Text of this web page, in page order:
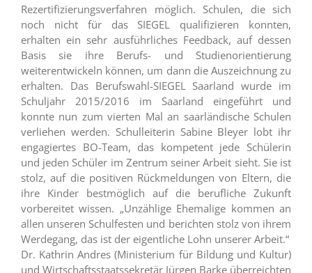
Rezertifizierungsverfahren möglich. Schulen, die sich
noch nicht für das SIEGEL qualifizieren konnten,
erhalten ein sehr ausführliches Feedback, auf dessen
Basis sie ihre Berufs- und Studienorientierung
weiterentwickeln können, um dann die Auszeichnung zu
erhalten. Das Berufswahl-SIEGEL Saarland wurde im
Schuljahr 2015/2016 im Saarland eingeführt und
konnte nun zum vierten Mal an saarländische Schulen
verliehen werden. Schulleiterin Sabine Bleyer lobt ihr
engagiertes BO-Team, das kompetent jede Schülerin
und jeden Schüler im Zentrum seiner Arbeit sieht. Sie ist
stolz, auf die positiven Rückmeldungen von Eltern, die
ihre Kinder bestmöglich auf die berufliche Zukunft
vorbereitet wissen. „Unzählige Ehemalige kommen an
allen unseren Schulfesten und berichten stolz von ihrem
Werdegang, das ist der eigentliche Lohn unserer Arbeit.“
Dr. Kathrin Andres (Ministerium für Bildung und Kultur)
und Wirtschaftsstaatssekretär Jürgen Barke überreichten